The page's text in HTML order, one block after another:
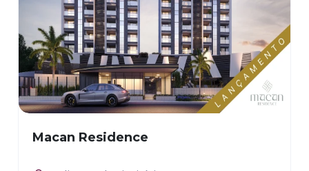
Macan Residence